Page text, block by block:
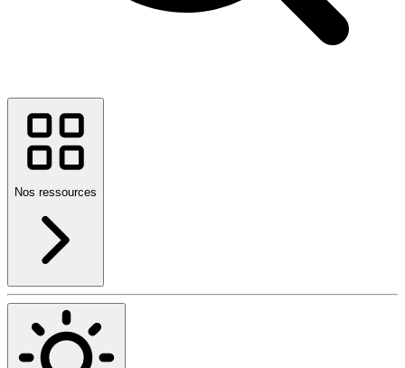
Nos ressources